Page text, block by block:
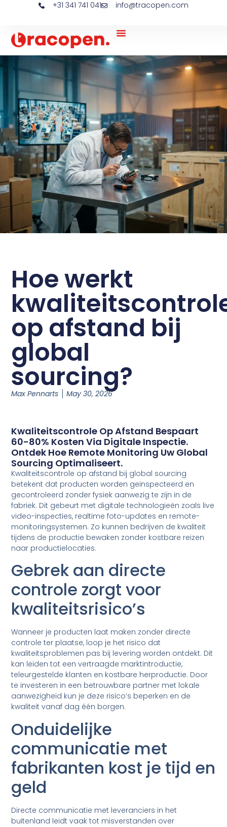
+31 341 741 041 info@tracopen.com
Hoe werkt
op afstand bij
global
sourcing?
Max Pennarts May 30, 2026
Kwaliteitscontrole Op Afstand Bespaart
60-80% Kosten Via Digitale Inspectie.
Ontdek Hoe Remote Monitoring Uw Global
Sourcing Optimaliseert.
Kwaliteitscontrole op afstand bij global sourcing
betekent dat producten worden geïnspecteerd en
gecontroleerd zonder fysiek aanwezig te zijn in de
fabriek. Dit gebeurt met digitale technologieën zoals live
video-inspecties, realtime foto-updates en remote-
monitoringsystemen. Zo kunnen bedrijven de kwaliteit
tijdens de productie bewaken zonder kostbare reizen
naar productielocaties.
Gebrek aan directe
controle zorgt voor
kwaliteitsrisico’s
Wanneer je producten laat maken zonder directe
controle ter plaatse, loop je het risico dat
kwaliteitsproblemen pas bij levering worden ontdekt. Dit
kan leiden tot een vertraagde marktintroductie,
teleurgestelde klanten en kostbare herproductie. Door
te investeren in een betrouwbare partner met lokale
aanwezigheid kun je deze risico’s beperken en de
kwaliteit vanaf dag één borgen.
Onduidelijke
communicatie met
fabrikanten kost je tijd en
geld
Directe communicatie met leveranciers in het
buitenland leidt vaak tot misverstanden over